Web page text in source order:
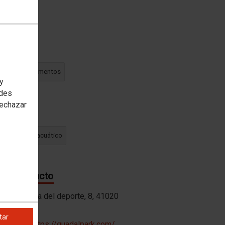
y campamentos
parque acuático
de contacto
Avenida del deporte, 8, 41020